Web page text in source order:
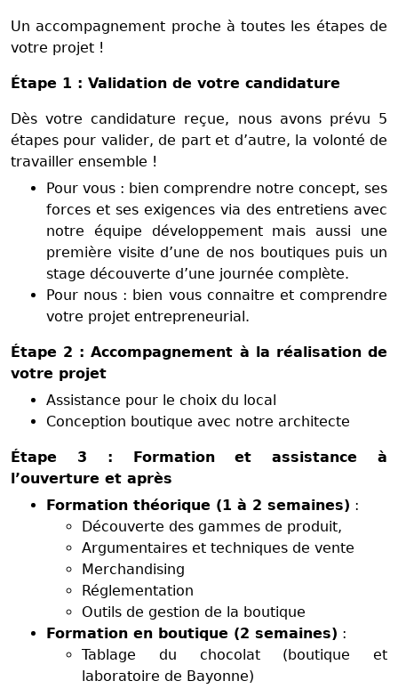
Un accompagnement proche à toutes les étapes de
votre projet !
Étape 1 : Validation de votre candidature
Dès votre candidature reçue, nous avons prévu 5
étapes pour valider, de part et d’autre, la volonté de
travailler ensemble !
Pour vous : bien comprendre notre concept, ses
forces et ses exigences via des entretiens avec
notre équipe développement mais aussi une
première visite d’une de nos boutiques puis un
stage découverte d’une journée complète.
Pour nous : bien vous connaitre et comprendre
votre projet entrepreneurial.
Étape 2 : Accompagnement à la réalisation de
votre projet
Assistance pour le choix du local
Conception boutique avec notre architecte
Étape 3 : Formation et assistance à
l’ouverture et après
Formation théorique (1 à 2 semaines) :
Découverte des gammes de produit,
Argumentaires et techniques de vente
Merchandising
Réglementation
Outils de gestion de la boutique
Formation en boutique (2 semaines) :
Tablage du chocolat (boutique et
laboratoire de Bayonne)